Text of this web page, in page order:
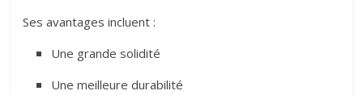
Ses avantages incluent :
Une grande solidité
Une meilleure durabilité